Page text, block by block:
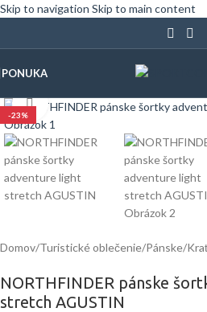
Skip to navigation Skip to main content
PONUKA
-23%
Klinite pre zväčšenie
Domov/Turistické oblečenie/Pánske/
NORTHFINDER pánske
stretch AGUSTIN